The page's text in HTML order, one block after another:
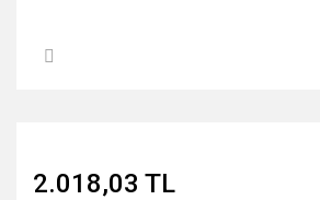
2.018,03 TL